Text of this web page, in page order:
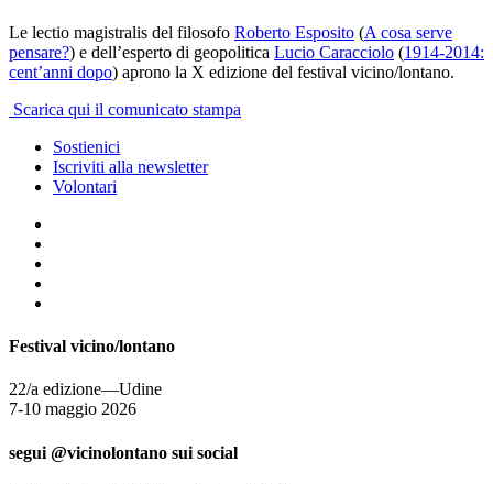
Le lectio magistralis del filosofo Roberto Esposito (A cosa serve
pensare?) e dell’esperto di geopolitica Lucio Caracciolo (1914-2014:
cent’anni dopo) aprono la X edizione del festival vicino/lontano.
Scarica qui il comunicato stampa
Sostienici
Iscriviti alla newsletter
Volontari
Festival vicino/lontano
22/a edizione—Udine
7-10 maggio 2026
segui @vicinolontano sui social